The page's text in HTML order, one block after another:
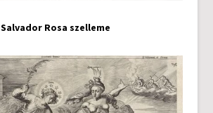
Salvador Rosa szelleme